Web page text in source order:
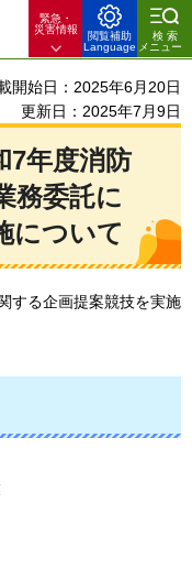
緊急・
災害情報
閲覧補助
Language
検索
メニュー
開始日：2025年6月20日
更新日：2025年7月9日
7年度消防
務委託に
について
する企画提案競技を実施